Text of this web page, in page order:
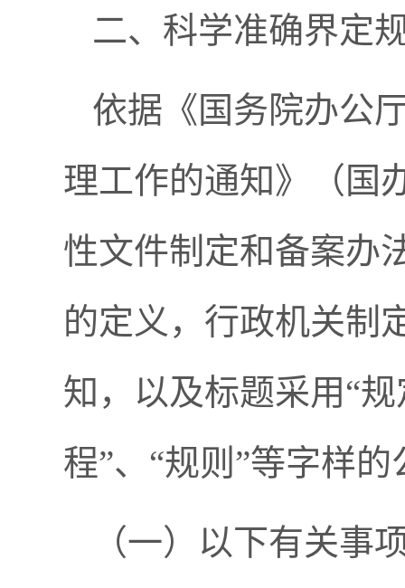
二、科学准确界定
依据《国务院办公
理工作的通知》（国
性文件制定和备案办
的定义，行政机关制
知，以及标题采用“规
程”、“规则”等字样
（一）以下有关事